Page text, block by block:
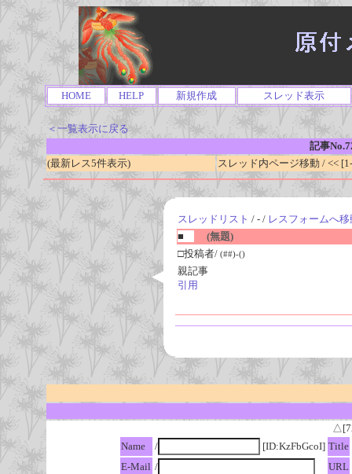
HOME HELP 新規作成 スレッド表示
＜一覧表示に戻る
記事
(最新レス5件表示)
スレッド内ページ移動 / <<
スレッドリスト / - / レスフォームへ移
■
(無題)
□投稿者/ (##)-()
親記事
引用
Name
/ [ID:KzFbGcoI] Title
E-Mail / URL